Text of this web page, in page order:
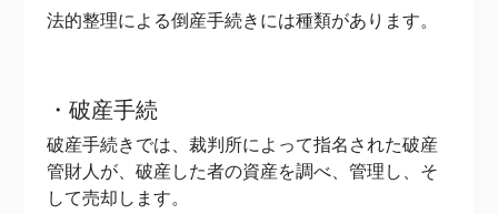
法的整理による倒産手続きには種類があります。
・破産手続
破産手続きでは、裁判所によって指名された破産
管財人が、破産した者の資産を調べ、管理し、そ
して売却します。